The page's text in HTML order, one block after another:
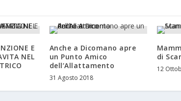
E
NEL
Anche a Dicomano apre
un Punto Amico
dell’Allattamento
31 Agosto 2018
di
12